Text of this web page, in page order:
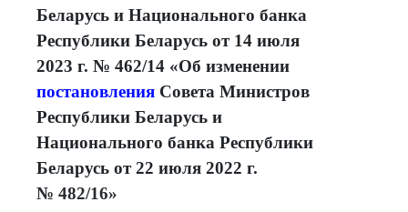
Беларусь и Национального банка
Республики Беларусь от 14 июля
2023 г. № 462/14 «Об изменении
постановления Совета Министров
Республики Беларусь и
Национального банка Республики
Беларусь от 22 июля 2022 г.
№ 482/16»